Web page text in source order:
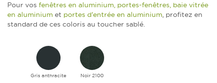
Pour vos fenêtres en aluminium, portes-fenêtres, baie vitrée
en aluminium et portes d'entrée en aluminium, profitez en
standard de ces coloris au toucher sablé.
Gris anthracite Noir 2100